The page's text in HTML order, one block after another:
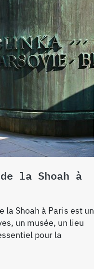
la Shoah à
la Shoah à Paris est un
un musée, un lieu
pour la